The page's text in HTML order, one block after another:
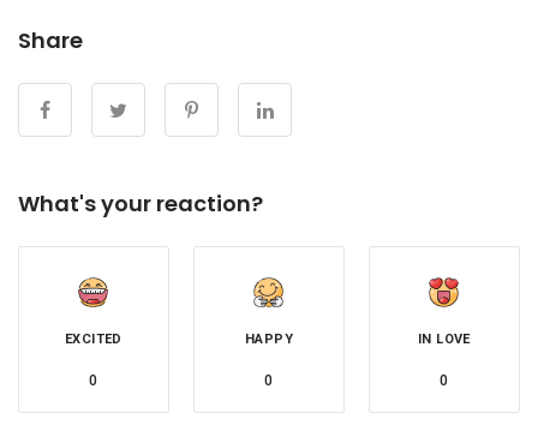
Share
What's your reaction?
EXCITED
0
HAPPY
0
IN LOVE
0